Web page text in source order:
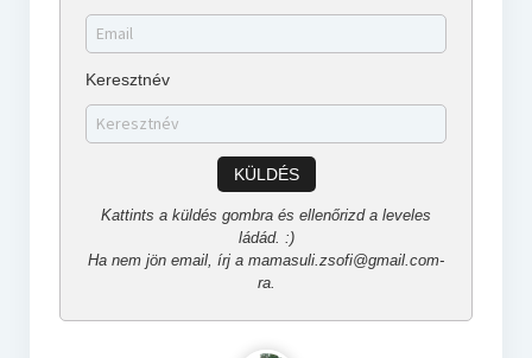
Keresztnév
KÜLDÉS
Kattints a küldés gombra és ellenőrizd a leveles
ládád. :)
Ha nem jön email, írj a mamasuli.zsofi@gmail.com-
ra.